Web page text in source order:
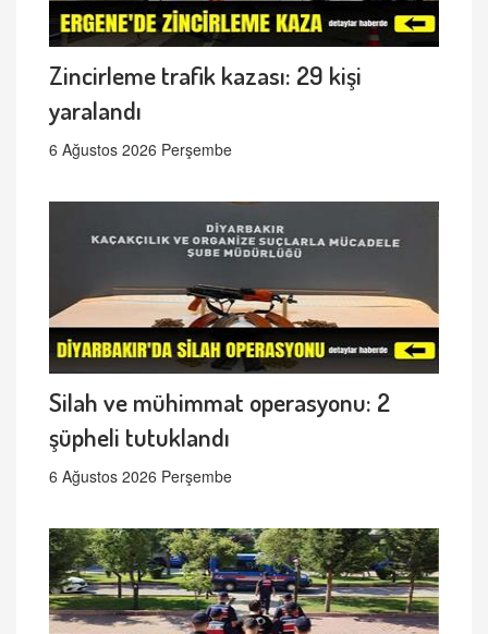
Zincirleme trafik kazası: 29 kişi
yaralandı
6 Ağustos 2026 Perşembe
Silah ve mühimmat operasyonu: 2
şüpheli tutuklandı
6 Ağustos 2026 Perşembe